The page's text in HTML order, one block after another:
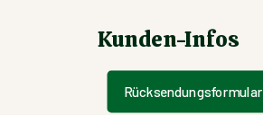
Kunden-Infos
Rücksendungsformular